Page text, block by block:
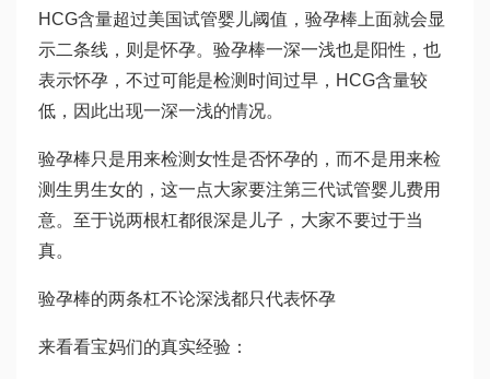
HCG含量超过美国试管婴儿阈值，验孕棒上面就会显
示二条线，则是怀孕。验孕棒一深一浅也是阳性，也
表示怀孕，不过可能是检测时间过早，HCG含量较
低，因此出现一深一浅的情况。
验孕棒只是用来检测女性是否怀孕的，而不是用来检
测生男生女的，这一点大家要注第三代试管婴儿费用
意。至于说两根杠都很深是儿子，大家不要过于当
真。
验孕棒的两条杠不论深浅都只代表怀孕
来看看宝妈们的真实经验：